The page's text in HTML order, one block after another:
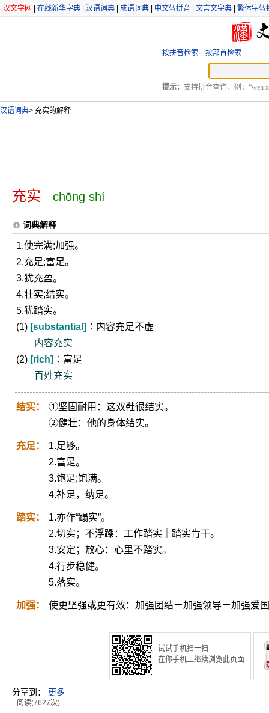
汉文学网 在线新华字典 汉语词典 成语词典 中文转拼音 文言文字典 繁体字转
按拼音检索 按部首检索
提示： 支持拼音查询，例：“wen
汉语词典> 充实的解释
充实 chōng shí
词典解释
1.使完满;加强。
2.充足;富足。
3.犹充盈。
4.壮实;结实。
5.犹踏实。
(1) [substantial] ∶内容充足不虚
内容充实
(2) [rich] ∶富足
百姓充实
结实：
①坚固耐用：这双鞋很结实。
②健壮：他的身体结实。
充足：
1.足够。
2.富足。
3.饱足;饱满。
4.补足，纳足。
踏实：
1.亦作“蹋实”。
2.切实；不浮躁：工作踏实｜踏实肯干。
3.安定；放心：心里不踏实。
4.行步稳健。
5.落实。
加强： 使更坚强或更有效：加强团结ㄧ加强领导ㄧ加强爱
试试手机扫一扫
在你手机上继续浏览此页面
分享到： 更多
阅读(7627次)